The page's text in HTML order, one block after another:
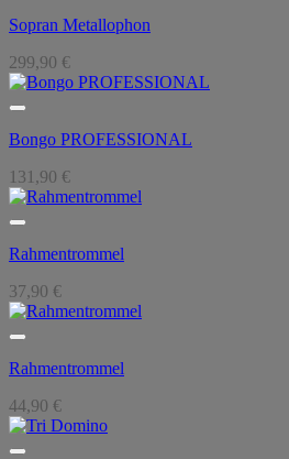
Sopran Metallophon
299,90 €
Bongo PROFESSIONAL
131,90 €
Rahmentrommel
37,90 €
Rahmentrommel
44,90 €